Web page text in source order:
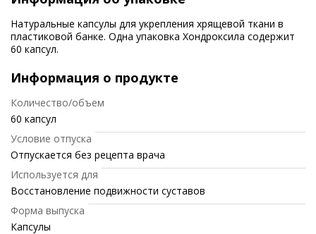
Натуральные капсулы для укрепления хрящевой ткани в
пластиковой банке. Одна упаковка Хондроксила содержит
60 капсул.
Информация о продукте
Количество/объем
60 капсул
Условие отпуска
Отпускается без рецепта врача
Используется для
Восстановление подвижности суставов
Форма выпуска
Капсулы